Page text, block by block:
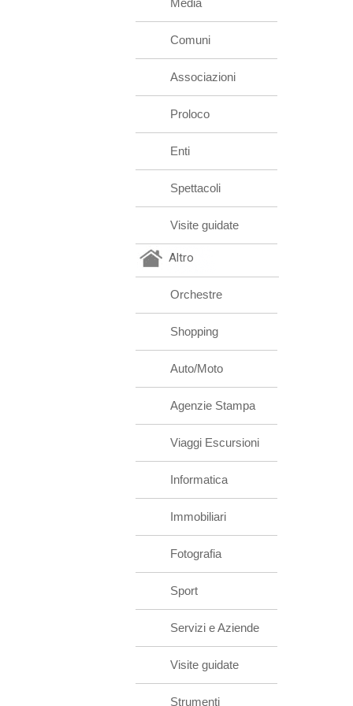
Media
Comuni
Associazioni
Proloco
Enti
Spettacoli
Visite guidate
Altro
Orchestre
Shopping
Auto/Moto
Agenzie Stampa
Viaggi Escursioni
Informatica
Immobiliari
Fotografia
Sport
Servizi e Aziende
Visite guidate
Strumenti